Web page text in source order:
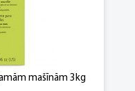
mašīnām 3kg